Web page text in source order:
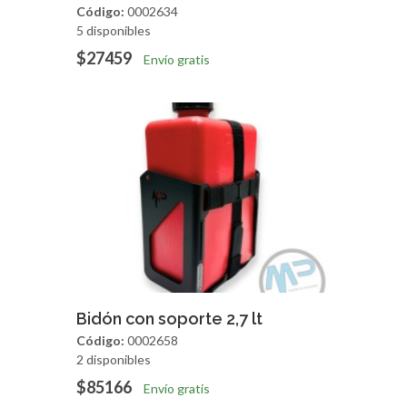
Código: 0002634
5 disponibles
$27459 Envío gratis
Agregar Vista Rapida
Bidón con soporte 2,7 lt
Código: 0002658
2 disponibles
$85166 Envío gratis